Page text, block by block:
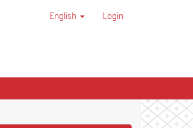
English Login